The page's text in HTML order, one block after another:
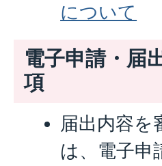
について
電子申請・届
項
届出内容を
は、電子申